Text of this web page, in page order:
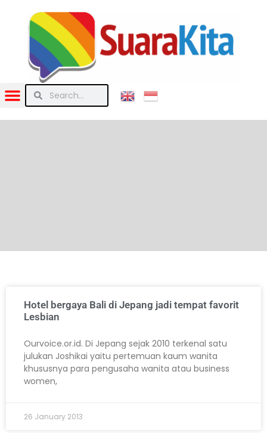
Hotel bergaya Bali di Jepang jadi tempat favorit
Lesbian
Ourvoice.or.id. Di Jepang sejak 2010 terkenal satu
julukan Joshikai yaitu pertemuan kaum wanita
khususnya para pengusaha wanita atau business
women,
26 January 2013